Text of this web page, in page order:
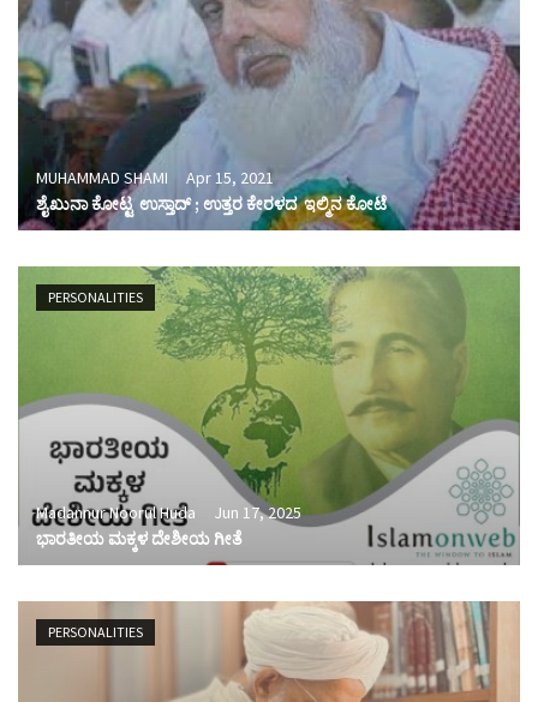
MUHAMMAD SHAMI
Apr 15, 2021
ಶೈಖುನಾ ಕೋಟ್ಟ ಉಸ್ತಾದ್ ; ಉತ್ತರ ಕೇರಳದ ಇಲ್ಮಿನ ಕೋಟೆ
PERSONALITIES
Madannur Noorul Huda
Jun 17, 2025
ಭಾರತೀಯ ಮಕ್ಕಳ ದೇಶೀಯ ಗೀತೆ
PERSONALITIES